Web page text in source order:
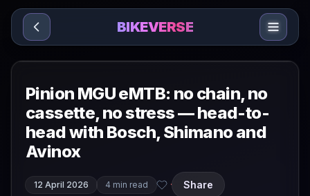
Sari la conținut
BIKEVERSE
Pinion MGU eMTB: no chain, no
cassette, no stress — head-to-
head with Bosch, Shimano and
Avinox
12 April 2026 4 min read · Share